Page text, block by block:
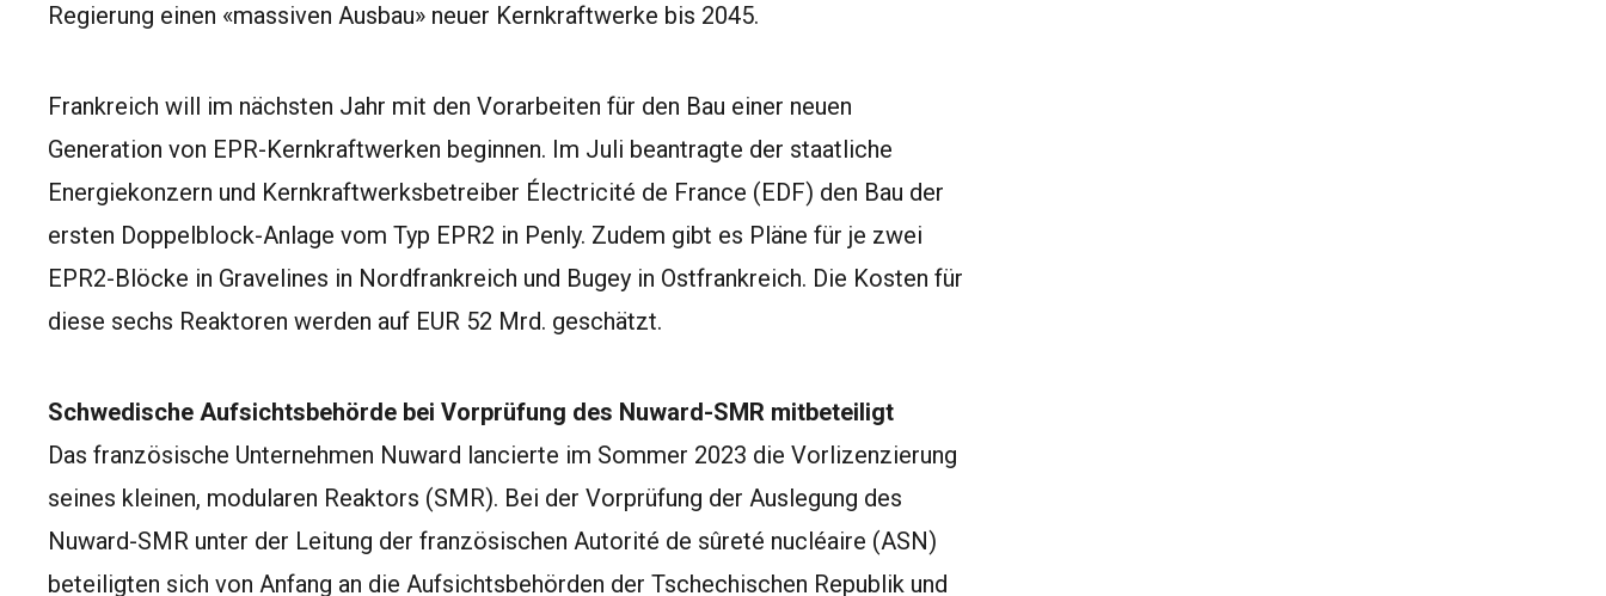
Regierung einen «massiven Ausbau» neuer Kernkraftwerke bis 2045.
Frankreich will im nächsten Jahr mit den Vorarbeiten für den Bau einer neuen
Generation von EPR-Kernkraftwerken beginnen. Im Juli beantragte der staatliche
Energiekonzern und Kernkraftwerksbetreiber Électricité de France (EDF) den Bau der
ersten Doppelblock-Anlage vom Typ EPR2 in Penly. Zudem gibt es Pläne für je zwei
EPR2-Blöcke in Gravelines in Nordfrankreich und Bugey in Ostfrankreich. Die Kosten für
diese sechs Reaktoren werden auf EUR 52 Mrd. geschätzt.
Schwedische Aufsichtsbehörde bei Vorprüfung des Nuward-SMR mitbeteiligt
Das französische Unternehmen Nuward lancierte im Sommer 2023 die Vorlizenzierung
seines kleinen, modularen Reaktors (SMR). Bei der Vorprüfung der Auslegung des
Nuward-SMR unter der Leitung der französischen Autorité de sûreté nucléaire (ASN)
beteiligten sich von Anfang an die Aufsichtsbehörden der Tschechischen Republik und